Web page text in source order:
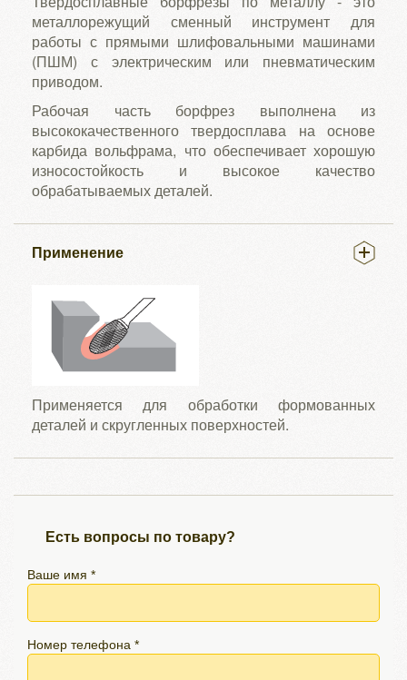
металлорежущий сменный инструмент для
работы с прямыми шлифовальными машинами
(ПШМ) с электрическим или пневматическим
приводом.
Рабочая часть борфрез выполнена из
высококачественного твердосплава на основе
карбида вольфрама, что обеспечивает хорошую
износостойкость и высокое качество
обрабатываемых деталей.
Применение
Применяется для обработки формованных
деталей и скругленных поверхностей.
Есть вопросы по товару?
Ваше имя *
Номер телефона *